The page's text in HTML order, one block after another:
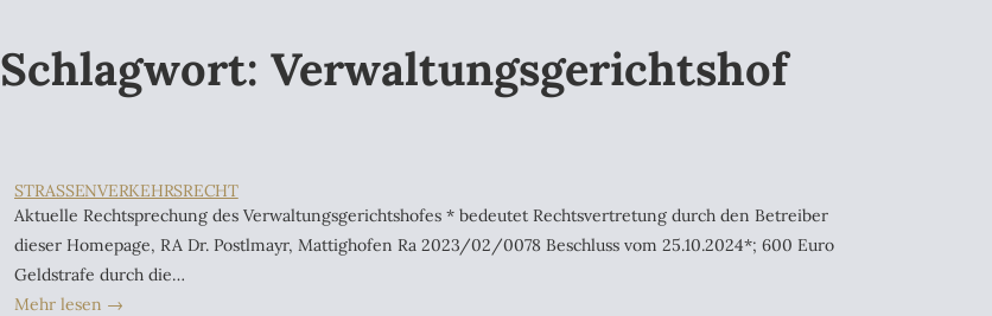
Schlagwort: Verwaltungsgerichtshof
STRASSENVERKEHRSRECHT
Aktuelle Rechtsprechung des Verwaltungsgerichtshofes * bedeutet Rechtsvertretung durch den Betreiber
dieser Homepage, RA Dr. Postlmayr, Mattighofen Ra 2023/02/0078 Beschluss vom 25.10.2024*; 600 Euro
Geldstrafe durch die…
Mehr lesen →